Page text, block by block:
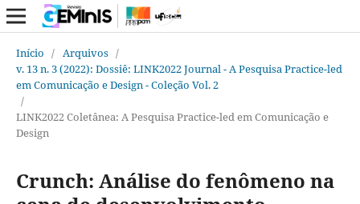
Início / Arquivos /
v. 13 n. 3 (2022): Dossiê: LINK2022 Journal - A Pesquisa Practice-led
em Comunicação e Design - Coleção Vol. 2
/
LINK2022 Coletânea: A Pesquisa Practice-led em Comunicação e
Design
Crunch: Análise do fenômeno na